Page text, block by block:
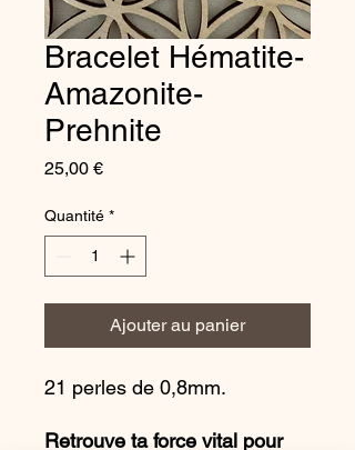
Bracelet Hématite-
Amazonite-
Prehnite
25,00 €Prix
Quantité *
Ajouter au panier
21 perles de 0,8mm.
Retrouve ta force vital pour